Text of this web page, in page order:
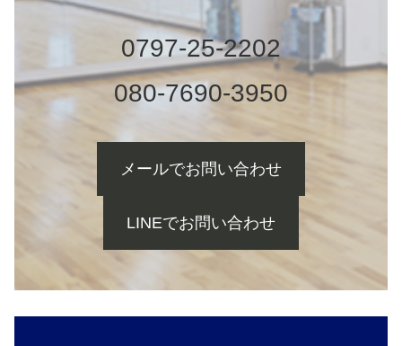
0797-25-2202
080-7690-3950
メールでお問い合わせ
LINEでお問い合わせ